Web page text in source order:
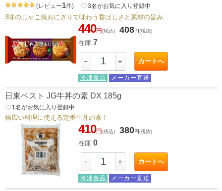
(レビュー1件) favorite_border3名がお気に入り登録中
3味のじゃこ焼おにぎりで味わう香ばしさと素材の旨み
440円(税込) 408円(税抜)
在庫:7
－ ＋ カートへ
冷凍食品 メーカー直送
日東ベスト JG牛丼の素 DX 185g
favorite_border1 名がお気に入り登録中
幅広い料理に使える定番牛丼の素！
410円(税込) 380円(税抜)
在庫:0
－ ＋ カートへ
冷凍食品 メーカー直送